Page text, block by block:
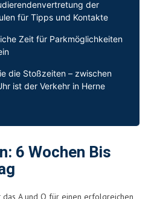
der
für Tipps und Kontakte
Zeit für Parkmöglichkeiten
die Stoßzeiten – zwischen
ist der Verkehr in Herne
6 Wochen Bis
das A und O für einen erfolgreichen